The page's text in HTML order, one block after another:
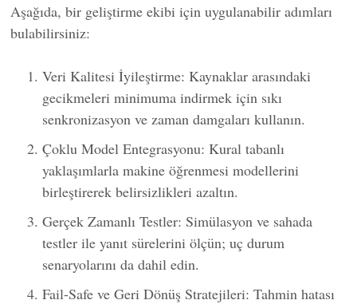
Aşağıda, bir geliştirme ekibi için uygulanabilir adımları
bulabilirsiniz:
Veri Kalitesi İyileştirme: Kaynaklar arasındaki
gecikmeleri minimuma indirmek için sıkı
senkronizasyon ve zaman damgaları kullanın.
Çoklu Model Entegrasyonu: Kural tabanlı
yaklaşımlarla makine öğrenmesi modellerini
birleştirerek belirsizlikleri azaltın.
Gerçek Zamanlı Testler: Simülasyon ve sahada
testler ile yanıt sürelerini ölçün; uç durum
senaryolarını da dahil edin.
Fail-Safe ve Geri Dönüş Stratejileri: Tahmin hatası